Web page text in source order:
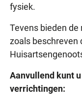
fysiek.
Tevens bieden
zoals beschreven
Aanvullend kunt
verrichtingen: